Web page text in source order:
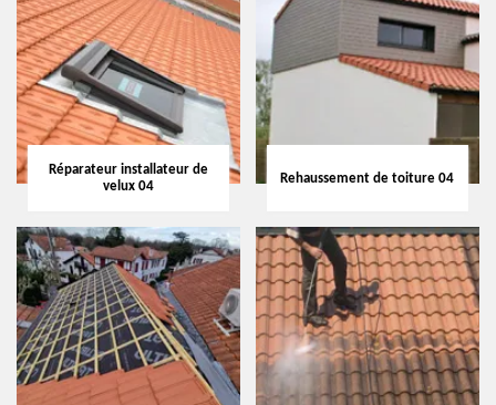
Réparateur installateur de
velux 04
Rehaussement de toiture 04